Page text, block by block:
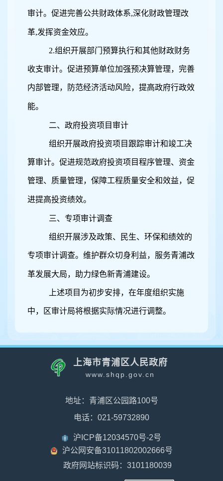
审计。促进完善公共财政体系,深化财政管理改
革,发挥资金效应。
2.组织开展部门预算执行和其他财政财务
收支审计。促进预算单位加强预决算管理，完善
内部管理，防范经济活动风险，提高政府行政效
能。
二、政府投资项目审计
组织开展政府投资项目跟踪审计和竣工决
算审计。促进规范政府投资项目程序管理、资金
管理、质量管理，保障工程质量安全和效益，促
进提高投资绩效。
三、专项审计调查
组织开展涉及政策、民生、环保和绩效的
专项审计调查。维护群众切身利益，服务青浦改
革发展大局，助力绿色新青浦建设。
上述项目为初步安排，在年度组织实施
中，区审计局将根据实际情况进行调整。
上海市青浦区人民政府
www.shqp.gov.cn
地址：青浦区公园路100号
电话：021-59732890
沪ICP备12034570号-2号
沪公网安备31011802002666号
政府网站标识码：3101180039